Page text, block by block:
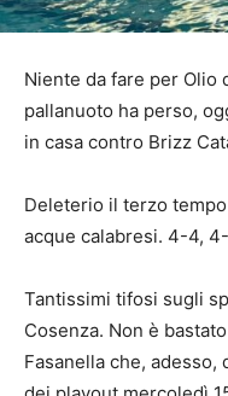
Niente da fare per Olio
pallanuoto ha perso,
in casa contro Brizz
Deleterio il terzo
acque calabresi. 4-4,
Tantissimi tifosi sugli
Cosenza. Non è
Fasanella che,